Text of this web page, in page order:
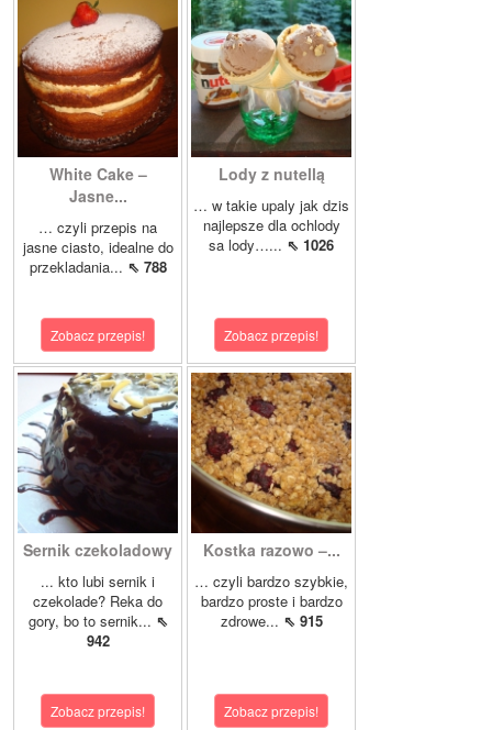
White Cake –
Jasne...
… czyli przepis na
jasne ciasto, idealne do
przekladania... ⇖ 788
Zobacz przepis!
Lody z nutellą
… w takie upaly jak dzis
najlepsze dla ochlody
sa lody…... ⇖ 1026
Zobacz przepis!
Sernik czekoladowy
... kto lubi sernik i
czekolade? Reka do
gory, bo to sernik... ⇖
942
Zobacz przepis!
Kostka razowo –...
… czyli bardzo szybkie,
bardzo proste i bardzo
zdrowe... ⇖ 915
Zobacz przepis!